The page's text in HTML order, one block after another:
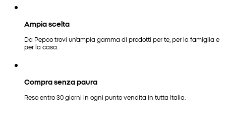
Ampia scelta
Da Pepco trovi un'ampia gamma di prodotti per te, per la famiglia e
per la casa.
Compra senza paura
Reso entro 30 giorni in ogni punto vendita in tutta Italia.